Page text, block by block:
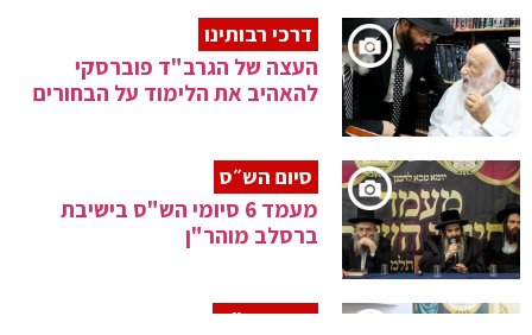
דרכי רבותינו
העצה של הגרב"ד פוברסקי
להאהיב את הלימוד על הבחורים
סיום הש״ס
מעמד 6 סיומי הש"ס בישיבת
ברסלב מוהר"ן
סיום הש"ס